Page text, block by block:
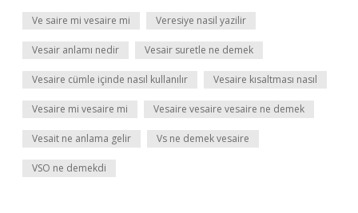
Ve saire mi vesaire mi Veresiye nasil yazilir
Vesair anlamı nedir Vesair suretle ne demek
Vesaire cümle içinde nasıl kullanılır Vesaire kısaltması nasıl
Vesaire mi vesaire mi Vesaire vesaire vesaire ne demek
Vesait ne anlama gelir Vs ne demek vesaire
VSO ne demekdi